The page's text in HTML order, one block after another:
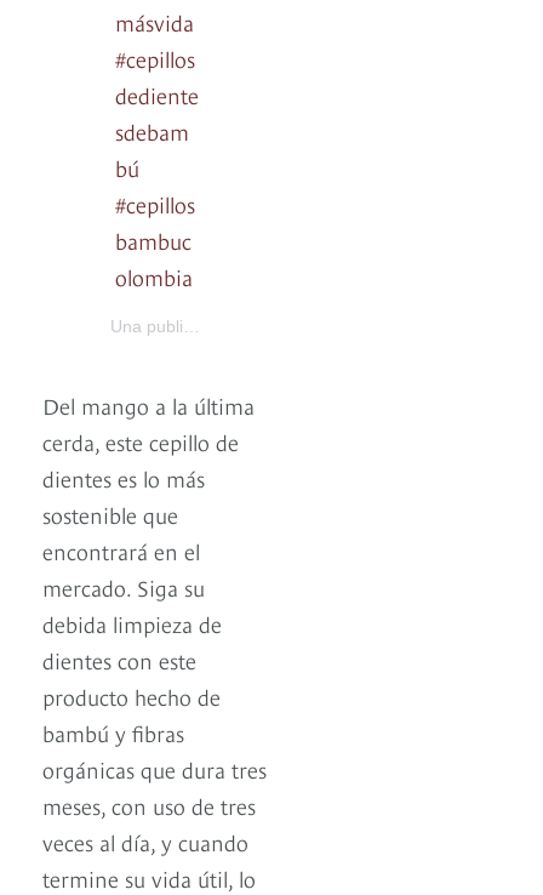
másvida
#cepillos
dediente
sdebam
bú
#cepillos
bambuc
olombia
Una publicación compartida por
Del mango a la última
cerda, este cepillo de
dientes es lo más
sostenible que
encontrará en el
mercado. Siga su
debida limpieza de
dientes con este
producto hecho de
bambú y fibras
orgánicas que dura tres
meses, con uso de tres
veces al día, y cuando
termine su vida útil, lo